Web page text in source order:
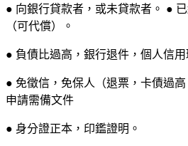
● 向銀行貸款者，或未貸款者。 ●
（可代償）。
● 負債比過高，銀行退件，個人信用
● 免徵信，免保人（退票，卡債過
申請需備文件
● 身分證正本，印鑑證明。